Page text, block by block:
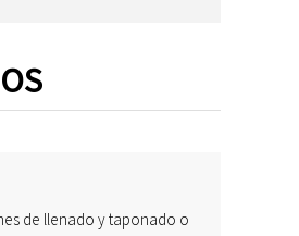
de llenado y taponado o